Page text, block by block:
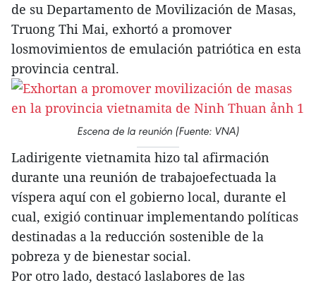
de su Departamento de Movilización de Masas,
Truong Thi Mai, exhortó a promover
losmovimientos de emulación patriótica en esta
provincia central.
Escena de la reunión (Fuente: VNA)
Ladirigente vietnamita hizo tal afirmación
durante una reunión de trabajoefectuada la
víspera aquí con el gobierno local, durante el
cual, exigió continuar implementando políticas
destinadas a la reducción sostenible de la
pobreza y de bienestar social.
Por otro lado, destacó laslabores de las